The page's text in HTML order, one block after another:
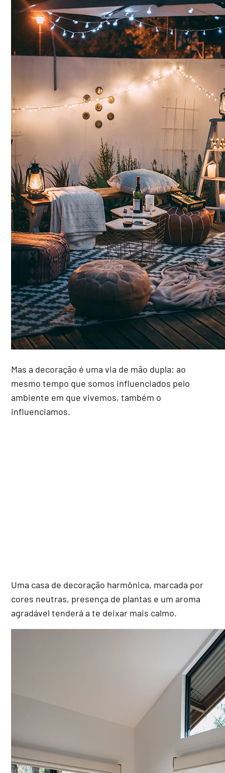
Mas a decoração é uma via de mão dupla: ao
mesmo tempo que somos influenciados pelo
ambiente em que vivemos, também o
influenciamos.
Uma casa de decoração harmônica, marcada por
cores neutras, presença de plantas e um aroma
agradável tenderá a te deixar mais calmo.